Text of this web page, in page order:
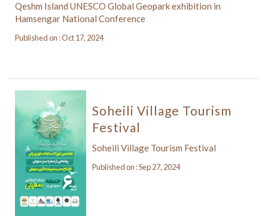
Qeshm Island UNESCO Global Geopark exhibition in
Hamsengar National Conference
Published on : Oct 17, 2024
Soheili Village Tourism
Festival
Soheili Village Tourism Festival
Published on : Sep 27, 2024